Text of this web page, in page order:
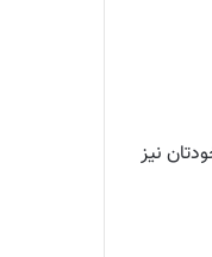
نیز